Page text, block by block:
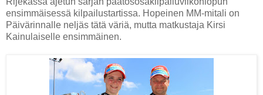
ensimmäisessä kilpailustartissa. Hopeinen MM-mitali on
Päivärinnalle neljäs tätä väriä, mutta matkustaja Kirsi
Kainulaiselle ensimmäinen.